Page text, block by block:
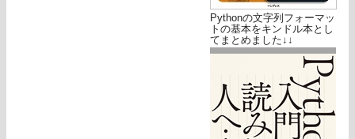
Pythonの文字列フォーマッ
トの基本をキンドル本とし
てまとめました↓↓